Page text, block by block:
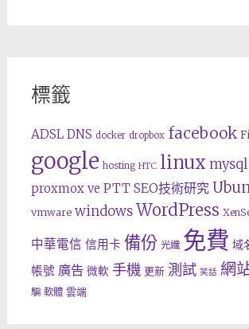
標籤
ADSL DNS docker dropbox facebook
google hosting HTC linux mysql
proxmox ve PTT SEO技術研究
vmware windows WordPress
中華電信 信用卡 備份 光纖 免費 域
帳號 廣告 微軟 手機 更新 測試 笑話 網
騙 軟體 雲端